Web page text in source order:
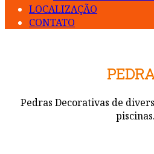
LOCALIZAÇÃO
CONTATO
Pedras Decorativas de
piscinas.